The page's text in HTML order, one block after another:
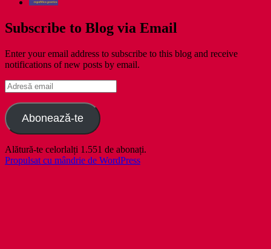
Subscribe to Blog via Email
Enter your email address to subscribe to this blog and receive
notifications of new posts by email.
Adresă
email
Abonează-te
Alătură-te celorlalți 1.551 de abonați.
Propulsat cu mândrie de WordPress